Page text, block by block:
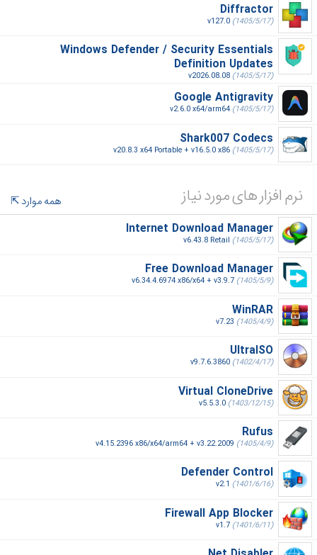
Diffractor
v127.0 (1405/5/17)
Windows Defender / Security Essentials
Definition Updates
v2026.08.08 (1405/5/17)
Google Antigravity
v2.6.0 x64/arm64 (1405/5/17)
Shark007 Codecs
v20.8.3 x64 Portable + v16.5.0 x86 (1405/5/17)
نرم افزار های مورد نیاز
همه موارد
Internet Download Manager
v6.43.8 Retail (1405/5/17)
Free Download Manager
v6.34.4.6974 x86/x64 + v3.9.7 (1405/5/9)
WinRAR
v7.23 (1405/4/9)
UltraISO
v9.7.6.3860 (1402/4/17)
Virtual CloneDrive
v5.5.3.0 (1403/12/15)
Rufus
v4.15.2396 x86/x64/arm64 + v3.22.2009 (1405/4/9)
Defender Control
v2.1 (1401/6/16)
Firewall App Blocker
v1.7 (1401/6/11)